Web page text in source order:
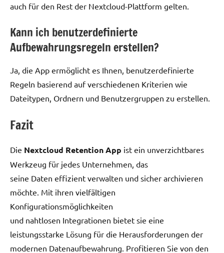
auch für den Rest der Nextcloud-Plattform gelten.
Kann ich benutzerdefinierte
Aufbewahrungsregeln erstellen?
Ja, die App ermöglicht es Ihnen, benutzerdefinierte
Regeln basierend auf verschiedenen Kriterien wie
Dateitypen, Ordnern und Benutzergruppen zu erstellen.
Fazit
Die Nextcloud Retention App ist ein unverzichtbares
Werkzeug für jedes Unternehmen, das
seine Daten effizient verwalten und sicher archivieren
möchte. Mit ihren vielfältigen
Konfigurationsmöglichkeiten
und nahtlosen Integrationen bietet sie eine
leistungsstarke Lösung für die Herausforderungen der
modernen Datenaufbewahrung. Profitieren Sie von den